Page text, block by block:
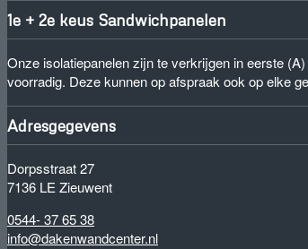
1e + 2e keus Sandwichpanelen
Onze isolatiepanelen zijn te verkrijgen in eerste
voorradig. Deze kunnen op afspraak ook op elke
Adresgegevens
Dorpsstraat 27
7136 LE Zieuwent
0544- 37 65 38
info@dakenwandcenter.nl